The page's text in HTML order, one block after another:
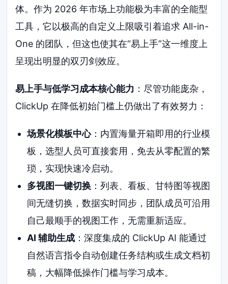
体。作为 2026 年市场上功能极为丰富的全能型
工具，它以极高的自定义上限吸引着追求 All-in-
One 的团队，但这也使其在“易上手”这一维度上
呈现出明显的双刃剑效应。
易上手与低学习成本核心能力 ：尽管功能庞杂，
ClickUp 在降低初始门槛上仍做出了有效努力：
场景化模板中心：内置海量开箱即用的行业模
板，选型人员可直接套用，免去从零配置的繁
琐，实现快速冷启动。
多视图一键切换：列表、看板、甘特图等视图
间无缝切换，数据实时同步，团队成员可沿用
自己最顺手的视图工作，无需重新适应。
AI 辅助生成：深度集成的 ClickUp AI 能通过
自然语言指令自动创建任务结构或生成文档初
稿，大幅降低操作门槛与学习成本。